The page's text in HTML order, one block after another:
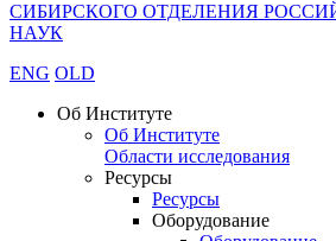
СИБИРСКОГО ОТДЕЛЕНИЯ
НАУК
ENG OLD
Об Институте
Об Институте
Области исследования
Ресурсы
Ресурсы
Оборудование